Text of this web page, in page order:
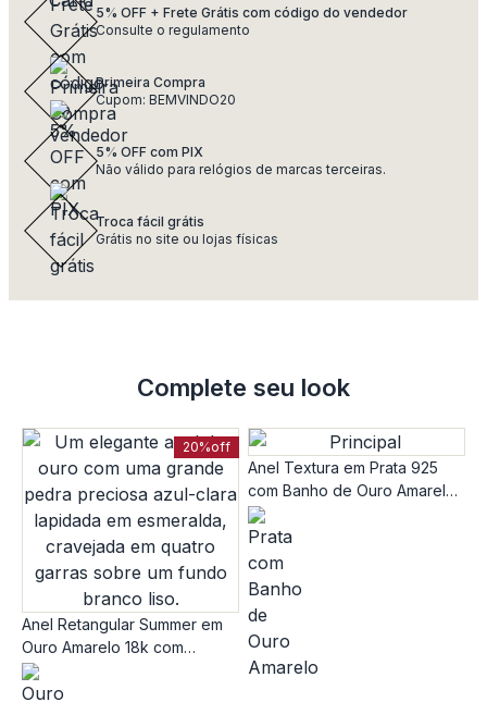
5% OFF + Frete Grátis com código do vendedor
Consulte o regulamento
Primeira Compra
Cupom: BEMVINDO20
5% OFF com PIX
Não válido para relógios de marcas terceiras.
Troca fácil grátis
Grátis no site ou lojas físicas
Complete seu look
20%off
Anel Retangular Summer em
Ouro Amarelo 18k com
Topázio Azul
Anel Textura em Prata 925
com Banho de Ouro Amarelo
18k